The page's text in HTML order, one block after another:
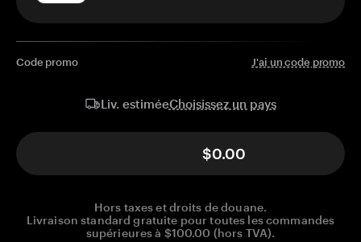
Code promo J'ai un code promo
Liv. estiméeChoisissez un pays
$0.00
Hors taxes et droits de douane.
Livraison standard gratuite pour toutes les commandes
supérieures à $100.00 (hors TVA).